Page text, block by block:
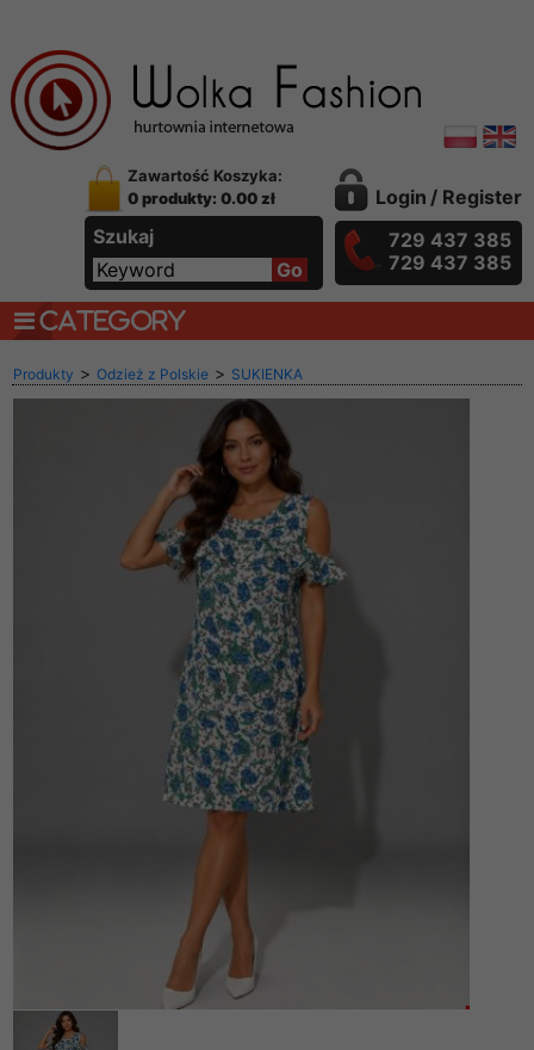
Zawartość Koszyka:
0 produkty: 0.00 zł
Szukaj
Login / Register
729 437 385
729 437 385
CATEGORY
Produkty > Odzież z Polskie > SUKIENKA